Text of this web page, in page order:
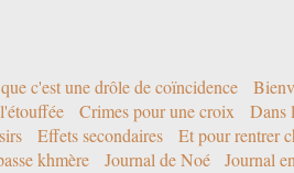
c'est une drôle de coïncidence
Crimes pour une croix
Dans
Effets secondaires
Et pour rentrer
khmère Journal de Noé Journal